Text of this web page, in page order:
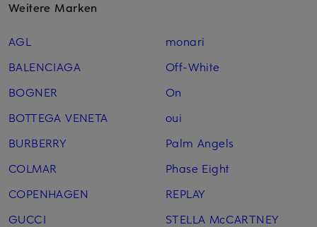
Weitere Marken
AGL
BALENCIAGA
BOGNER
BOTTEGA VENETA
BURBERRY
COLMAR
COPENHAGEN
GUCCI
monari
Off-White
On
oui
Palm Angels
Phase Eight
REPLAY
STELLA McCARTNEY